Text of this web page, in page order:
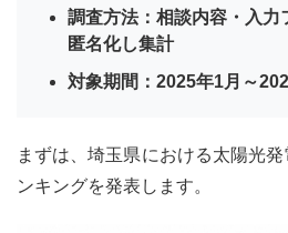
太陽
光発
蓄電
施工
ど
調査方法：相談内容・入力
匿名化し集計
対象期間：2025年1月～
まずは、埼玉県における太陽光
ンキングを発表します。